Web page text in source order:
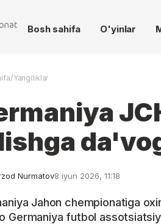
Bosh sahifa O'yinlar
/Yangiliklar
Nurmatov8 iyun 2026, 11:18
Jahon chempionatiga
Germaniya futbol